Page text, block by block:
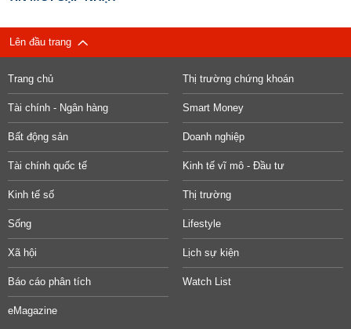
Lên đầu trang
Trang chủ Thị trường chứng khoán
Tài chính - Ngân hàng Smart Money
Bất động sản Doanh nghiệp
Tài chính quốc tế Kinh tế vĩ mô - Đầu tư
Kinh tế số Thị trường
Sống Lifestyle
Xã hội Lịch sự kiện
Báo cáo phân tích Watch List
eMagazine